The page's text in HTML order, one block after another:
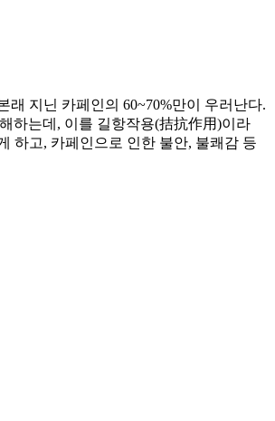
지닌 카페인의 60~70%만이 우러난다.
하는데, 이를 길항작용(拮抗作用)이라
하고, 카페인으로 인한 불안, 불쾌감 등